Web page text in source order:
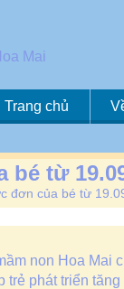
Trang chủ
bé từ
đơn của bé từ
non Hoa Mai
trẻ phát triển